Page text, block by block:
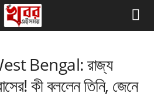
Bengal: রাজ্য
কী বললেন তিনি, জেনে